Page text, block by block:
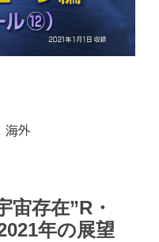
海外
宙存在”R・
年の展望